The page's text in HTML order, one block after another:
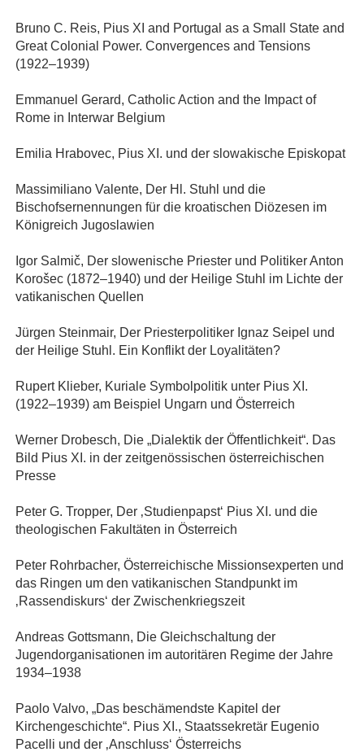
Bruno C. Reis, Pius XI and Portugal as a Small State and
Great Colonial Power. Convergences and Tensions
(1922–1939)
Emmanuel Gerard, Catholic Action and the Impact of
Rome in Interwar Belgium
Emilia Hrabovec, Pius XI. und der slowakische Episkopat
Massimiliano Valente, Der Hl. Stuhl und die
Bischofsernennungen für die kroatischen Diözesen im
Königreich Jugoslawien
Igor Salmič, Der slowenische Priester und Politiker Anton
Korošec (1872–1940) und der Heilige Stuhl im Lichte der
vatikanischen Quellen
Jürgen Steinmair, Der Priesterpolitiker Ignaz Seipel und
der Heilige Stuhl. Ein Konflikt der Loyalitäten?
Rupert Klieber, Kuriale Symbolpolitik unter Pius XI.
(1922–1939) am Beispiel Ungarn und Österreich
Werner Drobesch, Die „Dialektik der Öffentlichkeit“. Das
Bild Pius XI. in der zeitgenössischen österreichischen
Presse
Peter G. Tropper, Der ‚Studienpapst‘ Pius XI. und die
theologischen Fakultäten in Österreich
Peter Rohrbacher, Österreichische Missionsexperten und
das Ringen um den vatikanischen Standpunkt im
‚Rassendiskurs‘ der Zwischenkriegszeit
Andreas Gottsmann, Die Gleichschaltung der
Jugendorganisationen im autoritären Regime der Jahre
1934–1938
Paolo Valvo, „Das beschämendste Kapitel der
Kirchengeschichte“. Pius XI., Staatssekretär Eugenio
Pacelli und der ‚Anschluss‘ Österreichs